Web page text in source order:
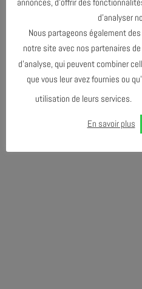
Design graphique :Didier
d’analyser
Nous partageons également
notre site avec nos partenaires
d’analyse, qui peuvent combiner
que vous leur avez fournies ou
utilisation de leurs services.
En savoir plus